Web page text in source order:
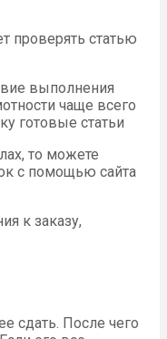
проверять статью
выполнения
чаще всего
готовые статьи
то можете
с помощью сайта
к заказу,
сдать. После чего